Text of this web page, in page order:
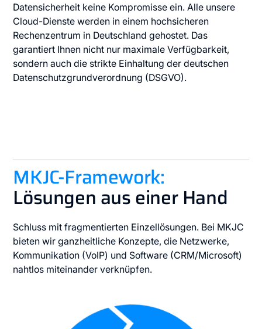
Datensicherheit keine Kompromisse ein. Alle unsere
Cloud-Dienste werden in einem hochsicheren
Rechenzentrum in Deutschland gehostet. Das
garantiert Ihnen nicht nur maximale Verfügbarkeit,
sondern auch die strikte Einhaltung der deutschen
Datenschutzgrundverordnung (DSGVO).
MKJC-Framework:
Lösungen aus einer Hand
Schluss mit fragmentierten Einzellösungen. Bei MKJC
bieten wir ganzheitliche Konzepte, die Netzwerke,
Kommunikation (VoIP) und Software (CRM/Microsoft)
nahtlos miteinander verknüpfen.